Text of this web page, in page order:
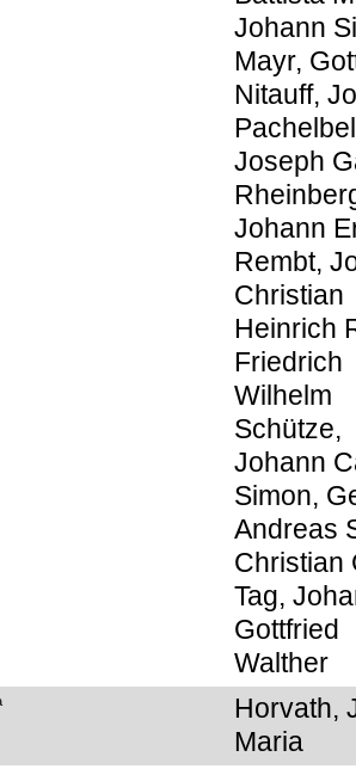
Johann
Mayr,
Nitauff,
Joseph
Johann
Rembt,
Christian
Heinrich
Friedrich
Wilhelm
Schütze,
Johann
Simon,
Andreas
Christian
Tag,
Gottfried
Walther
Horvath,
Maria